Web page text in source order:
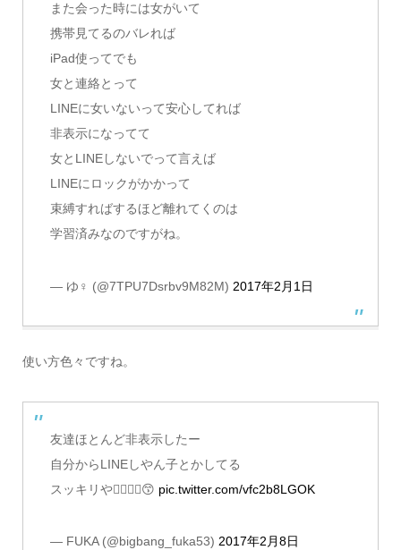
また会った時には女がいて
携帯見てるのバレれば
iPad使ってでも
女と連絡とって
LINEに女いないって安心してれば
非表示になってて
女とLINEしないでって言えば
LINEにロックがかかって
束縛すればするほど離れてくのは
学習済みなのですがね。
— ゆ♀ (@7TPU7Dsrbv9M82M) 2017年2月1日
使い方色々ですね。
友達ほとんど非表示したー
自分からLINEしやん子とかしてる
スッキリや✌🏾✌🏾😙 pic.twitter.com/vfc2b8LGOK
— FUKA (@bigbang_fuka53) 2017年2月8日